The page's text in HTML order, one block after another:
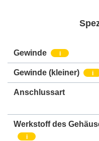
Gewinde i
Gewinde (kleiner) i
Anschlussart
Werkstoff des
i